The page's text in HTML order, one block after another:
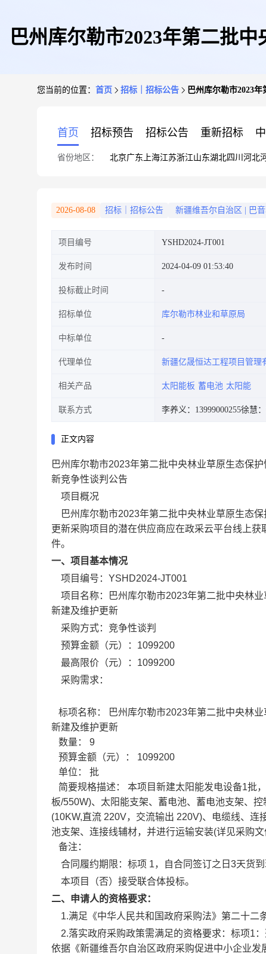
巴州库尔勒市2023年第二批
您当前的位置： 首页 招标｜招标公告 巴州库尔勒市2023
首页 招标预告 招标公告 重新招标
省份地区： 北京广东 上海江苏浙江山东湖北四川 河北
2026-08-08 招标｜招标公告 新疆维吾尔自治区 巴
项目编号 YSHD2024-JT001
发布时间 2024-04-09 01:53:40
投标截止时间
招标单位 库尔勒市林业和草原局
中标单位
代理单位 新疆亿晟恒达工程项目管理
相关产品 太阳能板 蓄电池 太阳能
联系方式 李养义：13999000255徐慧：
正文内容
巴州库尔勒市2023年第二批中央林业草原生态保
新竞争性谈判公告
项目概况
巴州库尔勒市2023年第二批中央林业草原生态
更新采购项目的潜在供应商应在政采云平台线上获
件。
一、项目基本情况
项目编号： YSHD2024-JT001
项目名称：
巴州库尔勒市2023年第二批中央林
新建及维护更新
采购方式：竞争性谈判
预算金额（元）： 1099200
最高限价（元）： 1099200
采购需求：
标项名称：
巴州库尔勒市2023年第二批中央林
新建及维护更新
数量： 9
预算金额（元）： 1099200
单位： 批
简要规格描述： 本项目新建太阳能发电设备1批
板/550W)、太阳能支架、蓄电池、蓄电池支架、
(10KW,直流 220V，交流输出 220V)、电缆线、
池支架、连接线辅材，并进行运输安装(详见采购文
备注：
合同履约期限： 标项 1，自合同签订之日3天货
本项目（否）接受联合体投标。
二、申请人的资格要求：
1.满足《中华人民共和国政府采购法》第二十二
2.落实政府采购政策需满足的资格要求： 标项1
依据《新疆维吾尔自治区政府采购促进中小企业发